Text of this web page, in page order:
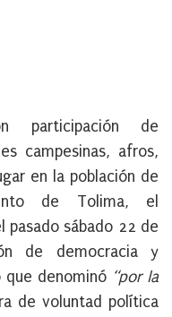
participación de
campesinas, afros,
en la población de
de Tolima, el
pasado sábado 22 de
de democracia y
que denominó “por la
de voluntad política